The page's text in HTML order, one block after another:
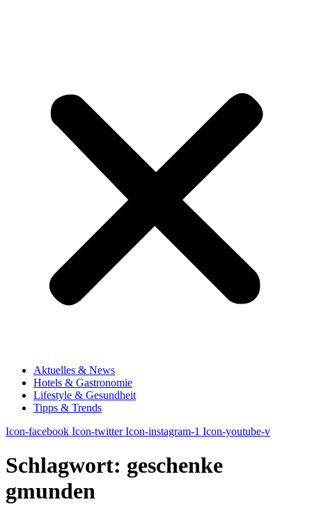
Aktuelles & News
Hotels & Gastronomie
Lifestyle & Gesundheit
Tipps & Trends
Icon-facebook Icon-twitter Icon-instagram-1 Icon-youtube-v
Schlagwort: geschenke
gmunden